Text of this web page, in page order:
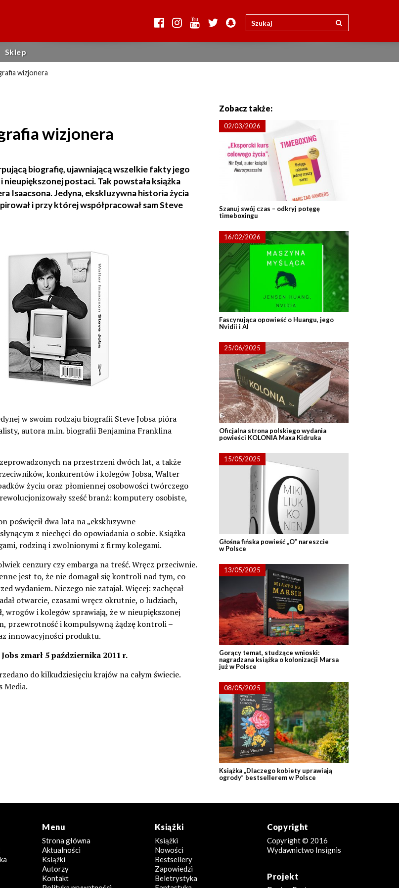
Sklep
wizjonera
wizjonera
biografię, ujawniającą wszelkie fakty jego
postaci. Tak powstała książka
Isaacsona. Jedyna, ekskluzywna historia życia
i przy której współpracował sam Steve
w swoim rodzaju biografii Steve Jobsa pióra
autora m.in. biografii Benjamina Franklina
na przestrzeni dwóch lat, a także
konkurentów i kolegów Jobsa, Walter
życiu oraz płomiennej osobowości twórczego
sześć branż: komputery osobiste,
poświęcił dwa lata na „ekskluzywne
z niechęci do opowiadania o sobie. Książka
rodziną i zwolnionymi z firmy kolegami.
cenzury czy embarga na treść. Wręcz przeciwnie.
jest to, że nie domagał się kontroli nad tym, co
wydaniem. Niczego nie zatajał. Więcej: zachęcał
otwarcie, czasami wręcz okrutnie, o ludziach,
wrogów i kolegów sprawiają, że w nieupiększonej
przewrotność i kompulsywną żądzę kontroli –
innowacyjności produktu.
zmarł 5 października 2011 r.
do kilkudziesięciu krajów na całym świecie.
Media.
Zobacz także:
02/03/2026
Szanuj swój czas – odkryj potęgę
timeboxingu
16/02/2026
Fascynująca opowieść o Huangu, jego
Nvidii i AI
25/06/2025
Oficjalna strona polskiego wydania
powieści KOLONIA Maxa Kidruka
15/05/2025
Głośna fińska powieść „O” nareszcie
w Polsce
13/05/2025
Gorący temat, studzące wnioski:
nagradzana książka o kolonizacji Marsa
już w Polsce
08/05/2025
Książka „Dlaczego kobiety uprawiają
ogrody” bestsellerem w Polsce
Menu
Strona główna
Aktualności
Książki
Autorzy
Kontakt
Książki
Książki
Nowości
Bestsellery
Zapowiedzi
Beletrystyka
Copyright
Copyright © 2016
Wydawnictwo Insignis
Projekt